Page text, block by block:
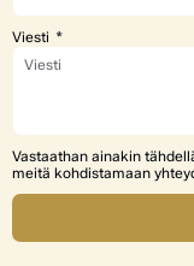
Viesti
Vastaathan ainakin
meitä kohdistamaan